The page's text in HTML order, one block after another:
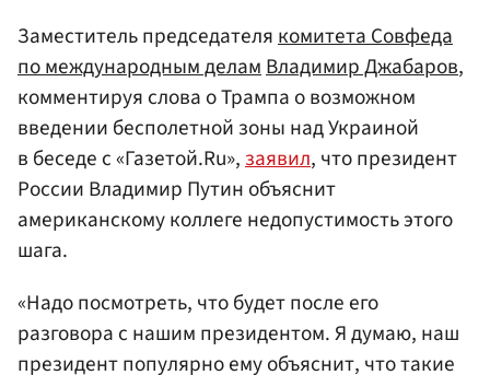
Заместитель председателякомитета Совфеда
по международным деламВладимир Джабаров,
комментируя слова о Трампа о возможном
введении бесполетной зоны над Украиной
в беседе с «Газетой.Ru»,заявил, что президент
России Владимир Путин объяснит
американскому коллеге недопустимость этого
шага.
«Надо посмотреть, что будет после его
разговора с нашим президентом. Я думаю, наш
президент популярно ему объяснит, что такие